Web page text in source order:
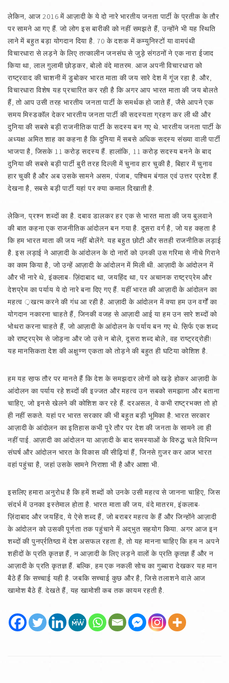
लेकिन, आज 2016 में आज़ादी के ये दो नारे भारतीय जनता पार्टी के प्रतीक के तौर
पर सामने आ गए हैं. जो लोग इस बारीकी को नहीं समझते हैं, उन्होंने भी यह स्थिति
लाने में बहुत बड़ा योगदान दिया है. 70 के दशक में कम्युनिस्टों या वामपंथी
विचारधारा से लड़ने के लिए तत्कालीन जनसंघ से जुड़े संगठनों ने एक नारा ईजाद
किया था, लाल गुलामी छोड़कर, बोलो वंदे मातरम. आज अपनी विचारधारा को
राष्ट्रवाद की चाशनी में डुबोकर भारत माता की जय सारे देश में गूंज रहा है. और,
विचारधारा विशेष यह प्रचारित कर रही है कि अगर आप भारत माता की जय बोलते
हैं, तो आप उसी तरह भारतीय जनता पार्टी के समर्थक हो जाते हैं, जैसे आपने एक
समय मिस्डकॉल देकर भारतीय जनता पार्टी की सदस्यता ग्रहण कर ली थी और
दुनिया की सबसे बड़ी राजनीतिक पार्टी के सदस्य बन गए थे. भारतीय जनता पार्टी के
अध्यक्ष अमित शाह का कहना है कि दुनिया में सबसे अधिक सदस्य संख्या वाली पार्टी
भाजपा है, जिसके 11 करोड़ सदस्य हैं. हालांकि, 11 करोड़ सदस्य बनने के बाद
दुनिया की सबसे बड़ी पार्टी बुरी तरह दिल्ली में चुनाव हार चुकी है, बिहार में चुनाव
हार चुकी है और अब उसके सामने असम, पंजाब, पश्चिम बंगाल एवं उत्तर प्रदेश हैं.
देखना है, सबसे बड़ी पार्टी यहां पर क्या कमाल दिखाती है.
लेकिन, प्रश्न शब्दों का है. दबाव डालकर हर एक से भारत माता की जय बुलवाने
की बात कहना एक राजनीतिक आंदोलन बन गया है. दूसरा वर्ग है, जो यह कहता है
कि हम भारत माता की जय नहीं बोलेंगे. यह बहुत छोटी और सतही राजनीतिक लड़ाई
है. इस लड़ाई ने आज़ादी के आंदोलन के दो नारों को उनकी उस गरिमा से नीचे गिराने
का काम किया है, जो उन्हें आज़ादी के आंदोलन में मिली थी. आज़ादी के आंदोलन में
और भी नारे थे, इंकलाब- ज़िंदाबाद था, जयहिंद था, पर अचानक राष्ट्रप्रेम और
देशप्रेम का पर्याय ये दो नारे बना दिए गए हैं. यहीं भारत की आज़ादी के आंदोलन का
महत्व ़खत्म करने की गंध आ रही है. आज़ादी के आंदोलन में क्या हम उन वर्गों का
योगदान नकारना चाहते हैं, जिनकी वजह से आज़ादी आई या हम उन सारे शब्दों को
भोथरा करना चाहते हैं, जो आज़ादी के आंदोलन के पर्याय बन गए थे. स़िर्फ एक शब्द
को राष्ट्रप्रेम से जोड़ना और जो उसे न बोले, दूसरा शब्द बोले, वह राष्ट्रद्रोही!
यह मानसिकता देश की अक्षुण्ण एकता को तोड़ने की बहुत ही घटिया कोशिश है.
हम यह सा़फ तौर पर मानते हैं कि देश के समझदार लोगों को खड़े होकर आज़ादी के
आंदोलन का पर्याय रहे शब्दों की इज्जत और महत्व उन सबको समझाना और बताना
चाहिए, जो इनसे खेलने की कोशिश कर रहे हैं. दरअसल, वे कभी राष्ट्रभक्त तो हो
ही नहीं सकते. यहां पर भारत सरकार की भी बहुत बड़ी भूमिका है. भारत सरकार
आज़ादी के आंदोलन का इतिहास कभी पूरे तौर पर देश की जनता के सामने ला ही
नहीं पाई. आज़ादी का आंदोलन या आज़ादी के बाद समस्याओं के विरुद्ध चले विभिन्न
संघर्ष और आंदोलन भारत के विकास की सीढ़ियां हैं, जिनसे ग़ुजर कर आज भारत
वहां पहुंचा है, जहां उसके सामने निराशा भी है और आशा भी.
इसलिए हमारा अनुरोध है कि हमें शब्दों को उनके उसी महत्व से जानना चाहिए, जिस
संदर्भ में उनका इस्तेमाल होता है. भारत माता की जय, वंदे मातरम, इंकलाब-
ज़िंदाबाद और जयहिंद, ये ऐसे शब्द हैं, जो बराबर महत्व के हैं और जिन्होंने आज़ादी
के आंदोलन को उसकी पूर्णता तक पहुंचाने में अद्‌भुत सहयोग किया. अगर आज इन
शब्दों की पुनर्प्रतिष्ठा में देश असफल रहता है, तो यह मानना चाहिए कि हम न अपने
शहीदों के प्रति कृतज्ञ हैं, न आज़ादी के लिए लड़ने वालों के प्रति कृतज्ञ हैं और न
आज़ादी के प्रति कृतज्ञ हैं. बल्कि, हम एक नकली सोच का गुब्बारा देखकर यह मान
बैठे हैं कि सच्चाई यही है. जबकि सच्चाई कुछ और है, जिसे तलाशने वाले आज
खामोश बैठे हैं. देखते हैं, यह खामोशी कब तक कायम रहती है.